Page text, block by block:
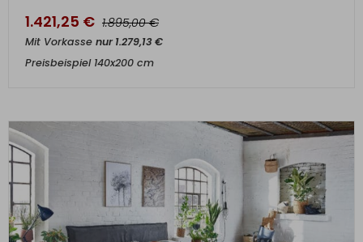
1.421,25 € 1.895,00€
Mit Vorkasse nur1.279,13€
Preisbeispiel 140x200 cm